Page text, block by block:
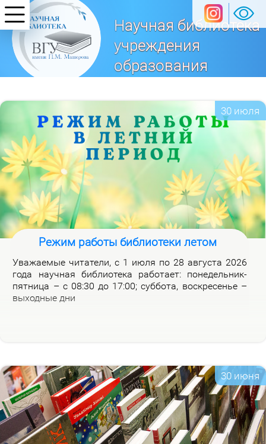
Научная библиотека
учреждения
образования
государственный университет
имени П. М. Машерова»
30 июля
Режим работы библиотеки летом
Ува­жа­е­мые чи­та­те­ли, с 1 июля по 28 ав­гу­ста 2026
го­да на­уч­ная биб­лио­те­ка ра­бо­та­ет: по­не­дель­ник-
пят­ни­ца – с 08:30 до 17:00; суб­бо­та, вос­кре­се­нье –
вы­ход­ные дни
30 июня